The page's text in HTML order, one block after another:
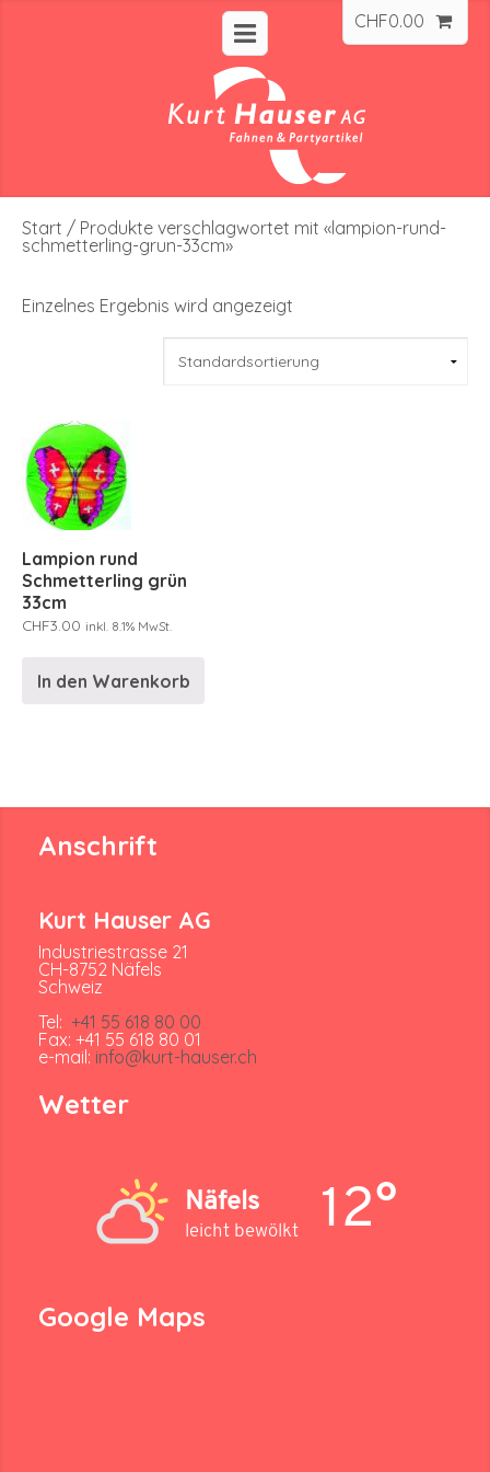
CHF0.00
Start / Produkte verschlagwortet mit «lampion-rund-
schmetterling-grun-33cm»
Einzelnes Ergebnis wird angezeigt
Lampion rund
Schmetterling grün
33cm
CHF3.00 inkl. 8.1% MwSt.
In den Warenkorb
Anschrift
Kurt Hauser AG
Industriestrasse 21
CH-8752 Näfels
Schweiz
Tel: +41 55 618 80 00
Fax: +41 55 618 80 01
e-mail: info@kurt-hauser.ch
Wetter
Näfels
leicht bewölkt 12°
Google Maps